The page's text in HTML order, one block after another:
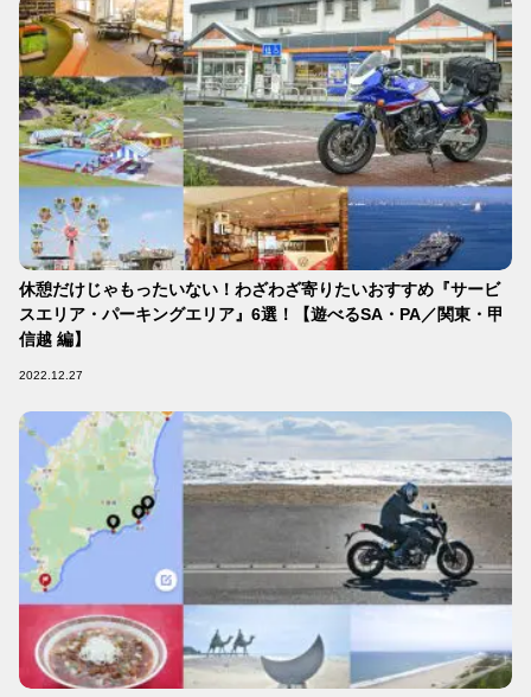
休憩だけじゃもったいない！わざわざ寄りたいおすすめ『サービ
スエリア・パーキングエリア』6選！【遊べるSA・PA／関東・甲
信越 編】
2022.12.27